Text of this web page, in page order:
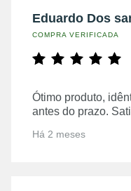
Eduardo Dos
COMPRA VERIFICADA
Ótimo produto,
antes do prazo.
Há 2 meses